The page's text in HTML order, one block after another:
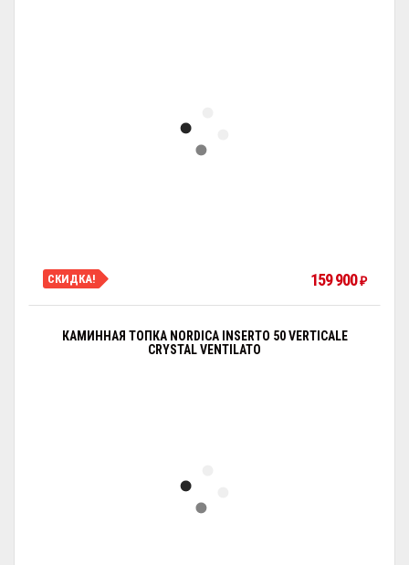
СКИДКА! 159 900₽
КАМИННАЯ ТОПКА NORDICA INSERTO 50 VERTICALE
CRYSTAL VENTILATO